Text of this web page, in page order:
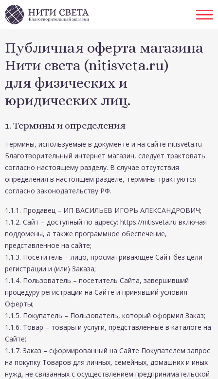
Skip to content
Публичная оферта магазина
Нити света (nitisveta.ru)
для физических и
юридических лиц.
1. Термины и определения
Термины, используемые в документе и на сайте nitisveta.ru
Благотворительный интернет магазин, следует трактовать
согласно настоящему разделу. В случае отсутствия
определения в настоящем разделе, термины трактуются
согласно законодательству РФ.
1.1.1. Продавец – ИП ВАСИЛЬЕВ ИГОРЬ АЛЕКСАНДРОВИЧ;
1.1.2. Сайт – доступный по адресу: https://nitisveta.ru включая
поддомены, а также программное обеспечение,
представленное на сайте;
1.1.3. Посетитель – лицо, просматривающее Сайт без цели
регистрации и (или) Заказа;
1.1.4. Пользователь – посетитель Сайта, завершивший
процедуру регистрации на Сайте и принявший условия
Оферты;
1.1.5. Покупатель – Пользователь, который оформил Заказ;
1.1.6. Товар – товары и услуги, представленные в каталоге на
Сайте;
1.1.7. Заказ – сформированный на Сайте Покупателем запрос
на покупку Товаров для личных, семейных, домашних и иных
нужд, не связанных с осуществлением предпринимательской